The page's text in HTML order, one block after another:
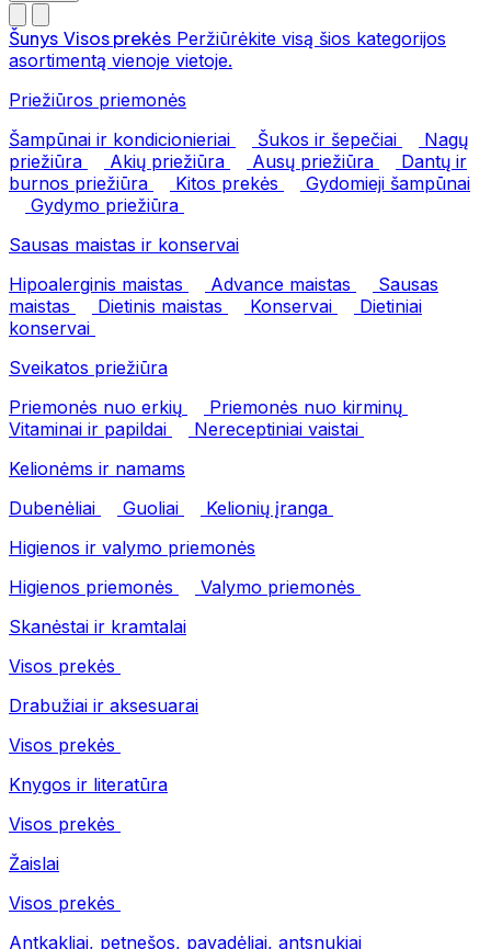
Šunys Visos prekės Peržiūrėkite visą šios kategorijos
asortimentą vienoje vietoje.
Priežiūros priemonės
Šampūnai ir kondicionieriai
Šukos ir šepečiai
Nagų
priežiūra
Akių priežiūra Ausų priežiūra
Dantų ir
burnos priežiūra
Kitos prekės
Gydomieji šampūnai
Gydymo priežiūra
Sausas maistas ir konservai
Hipoalerginis maistas
Advance maistas
Sausas
maistas
Dietinis maistas Konservai
Dietiniai
konservai
Sveikatos priežiūra
Priemonės nuo erkių
Priemonės nuo kirminų
Vitaminai ir papildai
Nereceptiniai vaistai
Kelionėms ir namams
Dubenėliai
Guoliai
Kelionių įranga
Higienos ir valymo priemonės
Higienos priemonės
Valymo priemonės
Skanėstai ir kramtalai
Visos prekės
Drabužiai ir aksesuarai
Visos prekės
Knygos ir literatūra
Visos prekės
Žaislai
Visos prekės
Antkakliai, petnešos, pavadėliai, antsnukiai